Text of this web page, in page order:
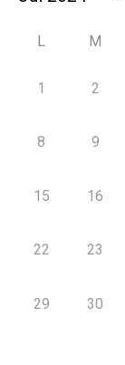
L M
1 2
8 9
15 16
22 23
29 30